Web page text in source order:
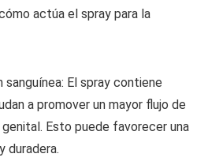
actúa el spray para la
sanguínea: El spray contiene
a promover un mayor flujo de
genital. Esto puede favorecer una
duradera.